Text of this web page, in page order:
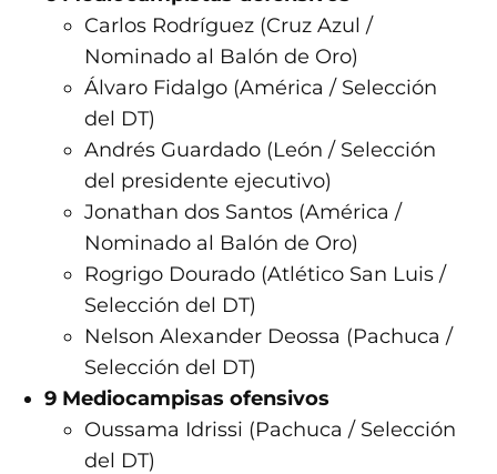
Carlos Rodríguez (Cruz Azul /
Nominado al Balón de Oro)
Álvaro Fidalgo (América / Selección
del DT)
Andrés Guardado (León / Selección
del presidente ejecutivo)
Jonathan dos Santos (América /
Nominado al Balón de Oro)
Rogrigo Dourado (Atlético San Luis /
Selección del DT)
Nelson Alexander Deossa (Pachuca /
Selección del DT)
9 Mediocampisas ofensivos
Oussama Idrissi (Pachuca / Selección
del DT)